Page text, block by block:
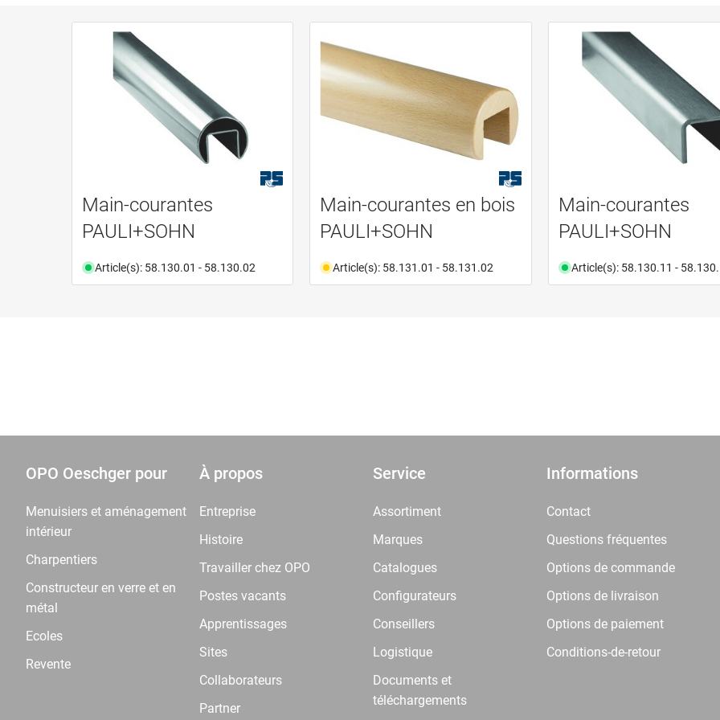
Main-courantes
PAULI+SOHN
Article(s): 58.130.01 - 58.130.02
Main-courantes en bois
PAULI+SOHN
Article(s): 58.131.01 - 58.131.02
Main-courantes
PAULI+SOHN
Article(s): 58.130.11 -
OPO Oeschger pour
Menuisiers et aménagement
intérieur
Charpentiers
Constructeur en verre et en
métal
Ecoles
Revente
À propos
Entreprise
Histoire
Travailler chez OPO
Postes vacants
Apprentissages
Sites
Collaborateurs
Partner
Service
Assortiment
Marques
Catalogues
Configurateurs
Conseillers
Logistique
Documents et
téléchargements
Informations
Contact
Questions fréquentes
Options de commande
Options de livraison
Options de paiement
Conditions-de-retour